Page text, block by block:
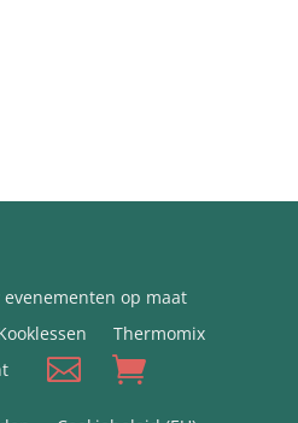
evenementen op maat
Thermomix